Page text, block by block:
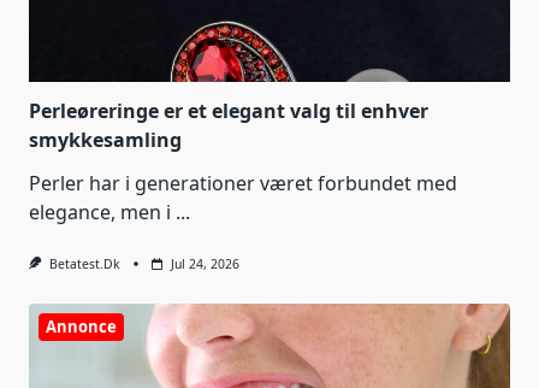
Perleøreringe er et elegant valg til enhver
smykkesamling
Perler har i generationer været forbundet med
elegance, men i ...
Betatest.dk Jul 24, 2026
Annonce